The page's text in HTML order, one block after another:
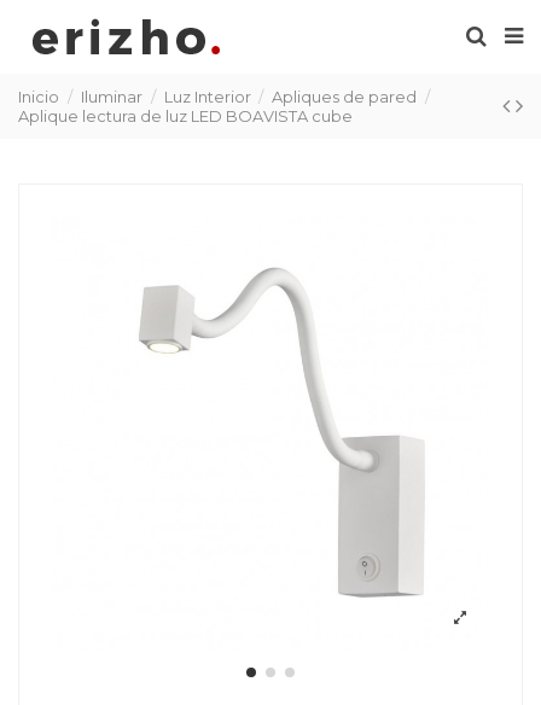
Inicio Iluminar Luz Interior
Apliques de pared
Aplique lectura de luz LED BOAVISTA cube